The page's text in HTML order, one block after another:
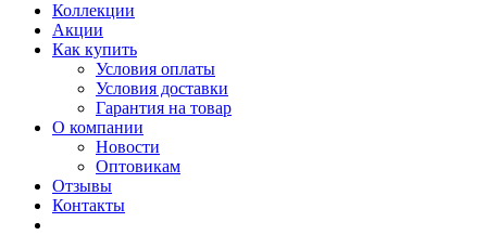
Коллекции
Акции
Как купить
Условия оплаты
Условия доставки
Гарантия на товар
О компании
Новости
Оптовикам
Отзывы
Контакты